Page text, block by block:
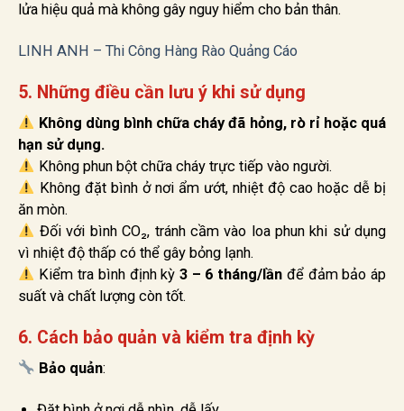
lửa hiệu quả mà không gây nguy hiểm cho bản thân.
LINH ANH – Thi Công Hàng Rào Quảng Cáo
5. Những điều cần lưu ý khi sử dụng
Không dùng bình chữa cháy đã hỏng, rò rỉ hoặc quá
hạn sử dụng.
Không phun bột chữa cháy trực tiếp vào người.
Không đặt bình ở nơi ẩm ướt, nhiệt độ cao hoặc dễ bị
ăn mòn.
Đối với bình CO₂, tránh cầm vào loa phun khi sử dụng
vì nhiệt độ thấp có thể gây bỏng lạnh.
Kiểm tra bình định kỳ3 – 6 tháng/lần để đảm bảo áp
suất và chất lượng còn tốt.
6. Cách bảo quản và kiểm tra định kỳ
Bảo quản: